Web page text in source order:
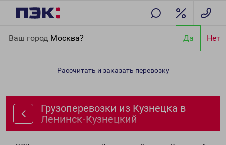
Ваш город Москва? Да Нет
Ленинск-Кузнецкий
Рассчитать и заказать перевозку
Грузоперевозки из Кузнецка в
Ленинск-Кузнецкий